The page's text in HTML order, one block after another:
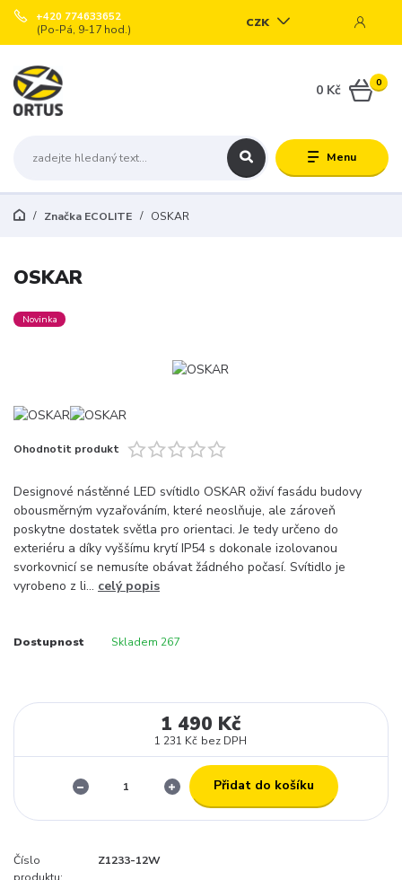
Menu
CZK
+420 774633652
(Po-Pá, 9-17 hod.)
0
0 Kč
Značka ECOLITE OSKAR
OSKAR
Novinka
Ohodnotit produkt
Designové nástěnné LED svítidlo OSKAR oživí fasádu budovy
obousměrným vyzařováním, které neoslňuje, ale zároveň
poskytne dostatek světla pro orientaci. Je tedy určeno do
exteriéru a díky vyššímu krytí IP54 s dokonale izolovanou
svorkovnicí se nemusíte obávat žádného počasí. Svítidlo je
vyrobeno z li... celý popis
Dostupnost Skladem 267
1 490 Kč
1 231 Kč bez DPH
Přidat do košíku
Číslo
Z1233-12W